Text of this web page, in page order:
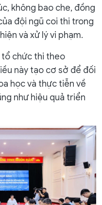
không bao che, đồng
đội ngũ coi thi trong
và xử lý vi phạm.
tổ chức thi theo
này tạo cơ sở để đối
học và thực tiễn về
như hiệu quả triển